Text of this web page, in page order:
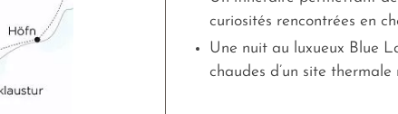
curiosités rencontrées en
Une nuit au luxueux Blue
chaudes d’un site thermale